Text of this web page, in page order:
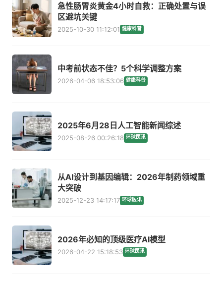
急性肠胃炎黄金4小时自救：正确处置与误
区避坑关键
2025-10-30 11:12:01 健康科普
中考前状态不佳？5个科学调整方案
2026-04-06 18:53:06 健康科普
2025年6月28日人工智能新闻综述
2025-08-26 00:26:18 环球医讯
从AI设计到基因编辑：2026年制药领域重
大突破
2025-12-23 14:17:17 环球医讯
2026年必知的顶级医疗AI模型
2026-04-22 15:18:53 环球医讯